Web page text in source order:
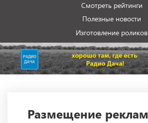
Смотреть рейтинги
Полезные новости
Изготовление роликов
Размещение